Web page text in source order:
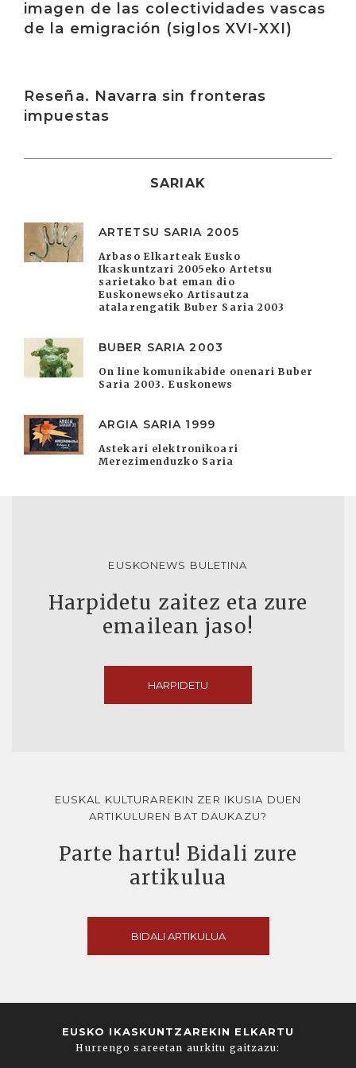
imagen de las colectividades vascas
de la emigración (siglos XVI-XXI)
Reseña. Navarra sin fronteras
impuestas
SARIAK
ARTETSU SARIA 2005
Arbaso Elkarteak Eusko
Ikaskuntzari 2005eko Artetsu
sarietako bat eman dio
Euskonewseko Artisautza
atalarengatik Buber Saria 2003
BUBER SARIA 2003
On line komunikabide onenari Buber
Saria 2003. Euskonews
ARGIA SARIA 1999
Astekari elektronikoari
Merezimenduzko Saria
EUSKONEWS BULETINA
Harpidetu zaitez eta zure
emailean jaso!
HARPIDETU
EUSKAL KULTURAREKIN ZER IKUSIA DUEN
ARTIKULUREN BAT DAUKAZU?
Parte hartu! Bidali zure
artikulua
BIDALI ARTIKULUA
EUSKO IKASKUNTZAREKIN ELKARTU
Hurrengo sareetan aurkitu gaitzazu: